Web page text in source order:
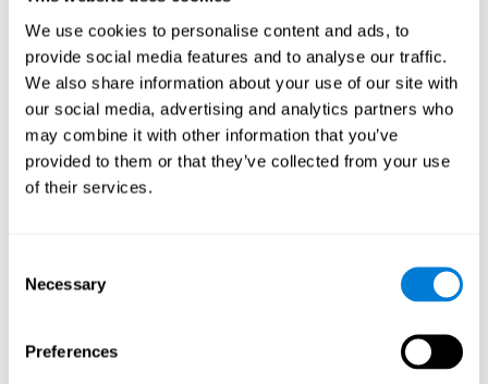
We use cookies to personalise content and ads, to
provide social media features and to analyse our traffic.
We also share information about your use of our site with
our social media, advertising and analytics partners who
may combine it with other information that you’ve
provided to them or that they’ve collected from your use
of their services.
Selection
Necessary
Preferences
الأسبوع الأوّل الأسبوع الثاني الأسبوع الثالث
ما يحدث إن لم أدرّب قدراتي المعرفية؟
تمّ تصميم دماغنا لتوفير الموارد، لذلك يحذف الاتصالات غير المستخمة.